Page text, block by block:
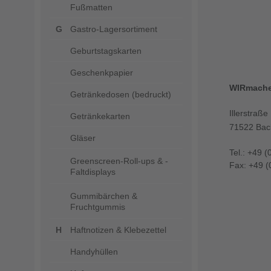
Fußmatten
Gastro-Lagersortiment
Geburtstagskarten
Geschenkpapier
Getränkedosen (bedruckt)
Getränkekarten
Gläser
Greenscreen-Roll-ups & -
Faltdisplays
Gummibärchen &
Fruchtgummis
Haftnotizen & Klebezettel
Handyhüllen
Illerstraße
71522
Tel.: +49
Fax: +49